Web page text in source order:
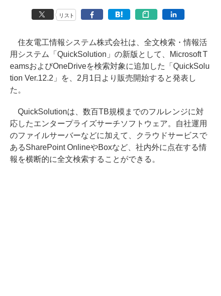
リスト
住友電工情報システム株式会社は、全文検索・情報活
用システム「QuickSolution」の新版として、Microsoft T
eamsおよびOneDriveを検索対象に追加した「QuickSolu
tion Ver.12.2」を、2月1日より販売開始すると発表し
た。
QuickSolutionは、数百TB規模までのフルレンジに対
応したエンタープライズサーチソフトウェア。自社運用
のファイルサーバーなどに加えて、クラウドサービスで
あるSharePoint OnlineやBoxなど、社内外に点在する情
報を横断的に全文検索することができる。